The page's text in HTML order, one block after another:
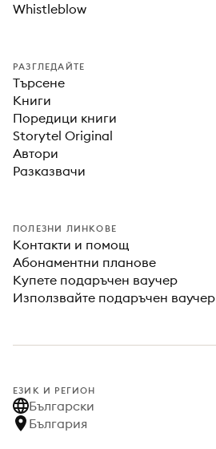
Whistleblow
РАЗГЛЕДАЙТЕ
Търсене
Книги
Поредици книги
Storytel Original
Автори
Разказвачи
ПОЛЕЗНИ ЛИНКОВЕ
Контакти и помощ
Абонаментни планове
Купете подаръчен ваучер
Използвайте подаръчен ваучер
ЕЗИК И РЕГИОН
Български
България